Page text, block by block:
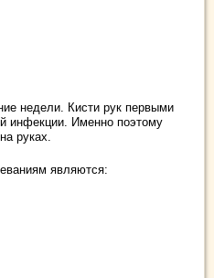
недели. Кисти рук первыми
инфекции. Именно поэтому
руках.
являются: